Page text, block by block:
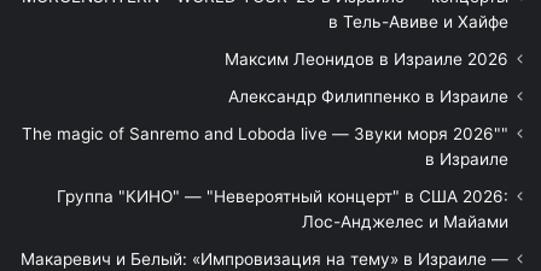
в Тель-Авиве и Хайфе
Максим Леонидов в Израиле 2026
Александр Филиппенко в Израиле
"The magic of Sanremo and Loboda live — Звуки моря 2026"
в Израиле
Группа "КИНО" — "Невероятный концерт" в США 2026:
Лос-Анджелес и Майами
Макаревич и Белый: «Импровизация на тему» в Израиле —